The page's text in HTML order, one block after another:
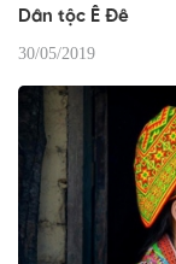
Dân tộc Ê Đê
30/05/2019